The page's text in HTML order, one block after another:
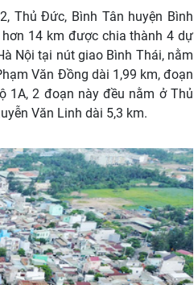
Thủ Đức, Bình Tân huyện Bình
14 km được chia thành 4 dự
Nội tại nút giao Bình Thái, nằm
Văn Đồng dài 1,99 km, đoạn
1A, 2 đoạn này đều nằm ở Thủ
Văn Linh dài 5,3 km.